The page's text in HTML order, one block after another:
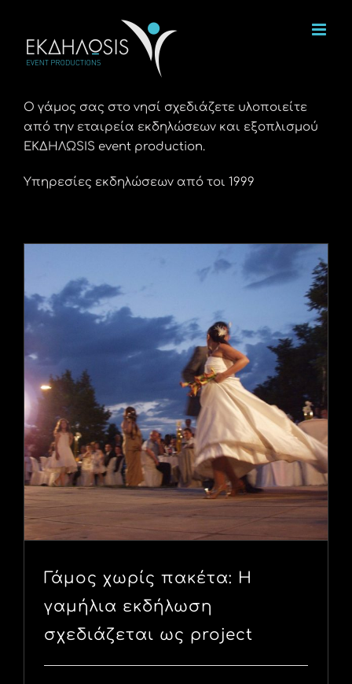
περιεχόμενο
Ο γάμος σας στο νησί σχεδιάζετε υλοποιείτε
από την εταιρεία εκδηλώσεων και εξοπλισμού
ΕΚΔΗΛΩSIS event production.
Υπηρεσίες εκδηλώσεων από τοι 1999
Γάμος χωρίς πακέτα: Η
γαμήλια εκδήλωση
σχεδιάζεται ως project